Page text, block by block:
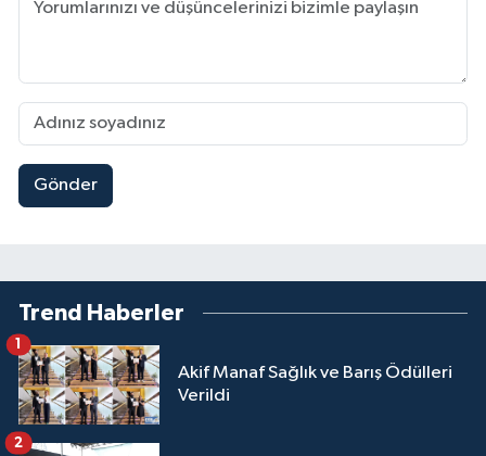
Gönder
Trend Haberler
Akif Manaf Sağlık ve Barış Ödülleri
Verildi
1
2